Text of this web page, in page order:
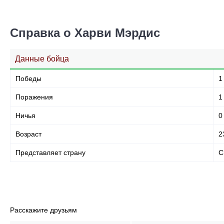
Справка о Харви Мэрдис
Данные бойца
Победы 1
Поражения 1
Ничья 0
Возраст
Представляет страну
Расскажите друзьям